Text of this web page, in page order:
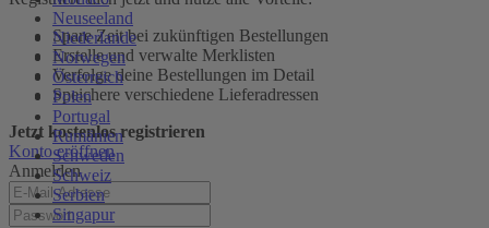
Neuseeland
Niederlande
Norwegen
Österreich
Polen
Portugal
Rumänien
Schweden
Schweiz
Serbien
Singapur
Spare Zeit bei zukünftigen Bestellungen
Erstelle und verwalte Merklisten
Verfolge deine Bestellungen im Detail
Speichere verschiedene Lieferadressen
Jetzt kostenlos registrieren
Konto eröffnen
Anmelden